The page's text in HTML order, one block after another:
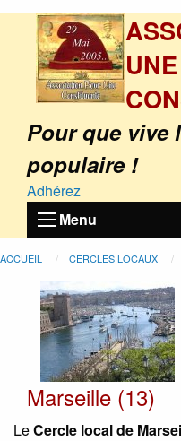
UNE
Pour que vive
populaire !
Adhérez
Menu
ACCUEIL CERCLES LOCAUX
Marseille (13)
LeCercle local de